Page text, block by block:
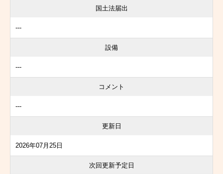
国土法届出
---
設備
---
コメント
---
更新日
2026年07月25日
次回更新予定日